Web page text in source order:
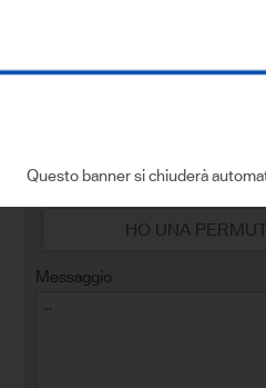
Questo banner si chiuderà
HO UNA
Messaggio